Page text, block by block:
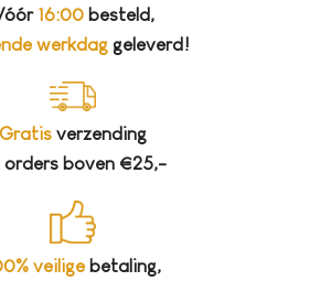
16:00besteld,
werkdaggeleverd!
Gratis verzending
orders boven €25,-
veiligebetaling,